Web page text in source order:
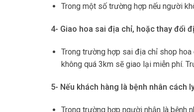
Trong một số trường hợp nếu người
4- Giao hoa sai địa chỉ, hoặc thay đổi
Trong trường hợp sai địa chỉ shop
không quá 3km sẽ giao lại miễn phí.
5- Nếu khách hàng là bệnh nhân cách
Trong trường hợp người nhận là bệnh